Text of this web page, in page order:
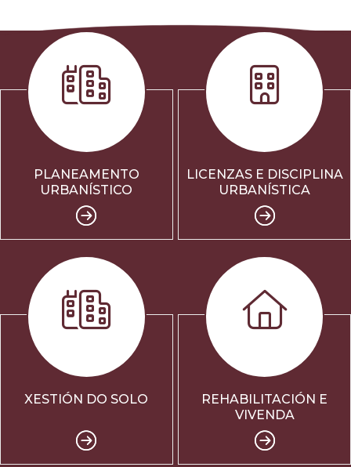
PLANEAMENTO
URBANÍSTICO
LICENZAS E DISCIPLINA
URBANÍSTICA
XESTIÓN DO SOLO
REHABILITACIÓN E
VIVENDA